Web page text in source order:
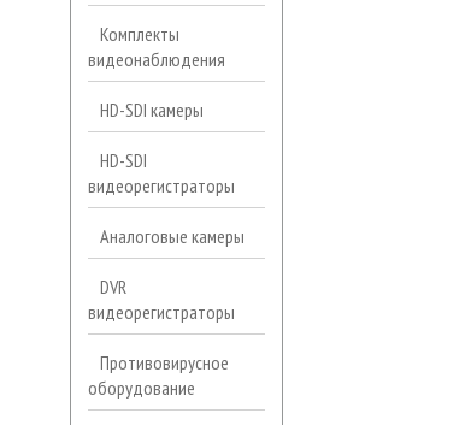
Комплекты
видеонаблюдения
HD-SDI камеры
HD-SDI
видеорегистраторы
Аналоговые камеры
DVR
видеорегистраторы
Противовирусное
оборудование